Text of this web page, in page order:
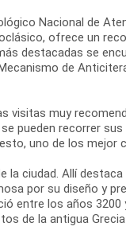
Nacional de
ofrece un
destacadas se
de
visitas muy
pueden recorrer
uno de los mejor
la ciudad. Allí
por su diseño y
entre los años 3200
de la antigua Grecia